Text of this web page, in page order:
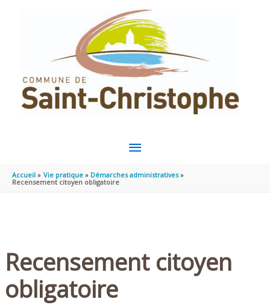
MENU
PRINCIPAL
Accueil Vie pratique
Démarches administratives
Recensement citoyen obligatoire
Recensement citoyen
obligatoire